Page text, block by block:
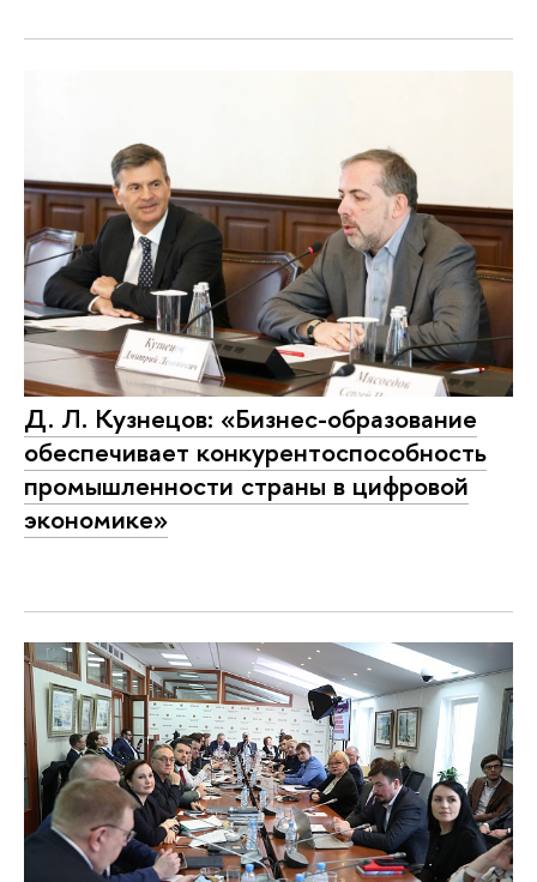
Д. Л. Кузнецов: «Бизнес-образование
обеспечивает конкурентоспособность
промышленности страны в цифровой
экономике»